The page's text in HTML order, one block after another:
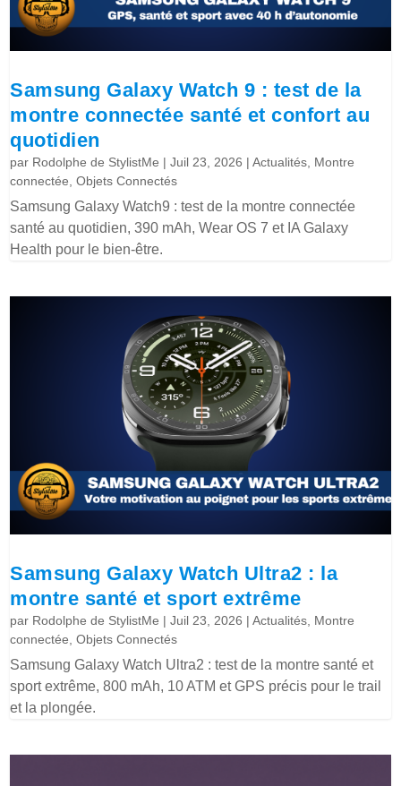
Samsung Galaxy Watch 9 : test de la
montre connectée santé et confort au
quotidien
par Rodolphe de StylistMe |Juil 23, 2026 |Actualités Montre
connectée ,Objets Connectés
Samsung Galaxy Watch9 : test de la montre connectée
santé au quotidien, 390 mAh, Wear OS 7 et IA Galaxy
Health pour le bien-être.
Samsung Galaxy Watch Ultra2 : la
montre santé et sport extrême
par Rodolphe de StylistMe |Juil 23, 2026 |Actualités Montre
connectée ,Objets Connectés
Samsung Galaxy Watch Ultra2 : test de la montre santé et
sport extrême, 800 mAh, 10 ATM et GPS précis pour le trail
et la plongée.